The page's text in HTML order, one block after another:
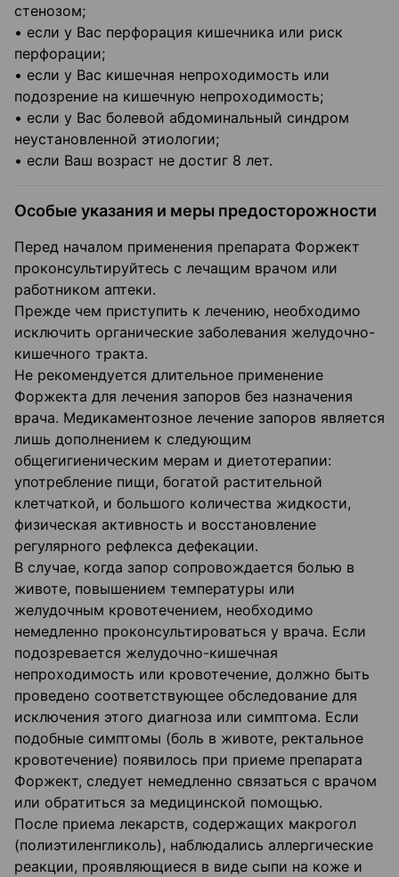
стенозом;
• если у Вас перфорация кишечника или риск
перфорации;
• если у Вас кишечная непроходимость или
подозрение на кишечную непроходимость;
• если у Вас болевой абдоминальный синдром
неустановленной этиологии;
• если Ваш возраст не достиг 8 лет.
Особые указания и меры предосторожности
Перед началом применения препарата Форжект
проконсультируйтесь с лечащим врачом или
работником аптеки.
Прежде чем приступить к лечению, необходимо
исключить органические заболевания желудочно-
кишечного тракта.
Не рекомендуется длительное применение
Форжекта для лечения запоров без назначения
врача. Медикаментозное лечение запоров является
лишь дополнением к следующим
общегигиеническим мерам и диетотерапии:
употребление пищи, богатой растительной
клетчаткой, и большого количества жидкости,
физическая активность и восстановление
регулярного рефлекса дефекации.
В случае, когда запор сопровождается болью в
животе, повышением температуры или
желудочным кровотечением, необходимо
немедленно проконсультироваться у врача. Если
подозревается желудочно-кишечная
непроходимость или кровотечение, должно быть
проведено соответствующее обследование для
исключения этого диагноза или симптома. Если
подобные симптомы (боль в животе, ректальное
кровотечение) появилось при приеме препарата
Форжект, следует немедленно связаться с врачом
или обратиться за медицинской помощью.
После приема лекарств, содержащих макрогол
(полиэтиленгликоль), наблюдались аллергические
реакции, проявляющиеся в виде сыпи на коже и